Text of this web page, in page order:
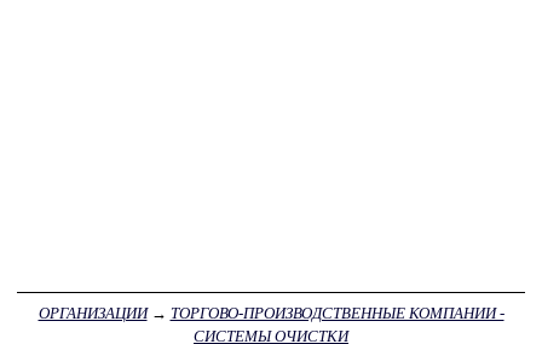
ОРГАНИЗАЦИИ→ ТОРГОВО-ПРОИЗВОДСТВЕННЫЕ КОМПАНИИ -
СИСТЕМЫ ОЧИСТКИ